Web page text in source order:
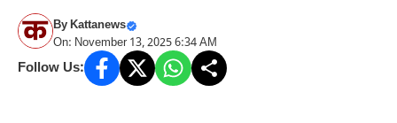
ByKattanews
On: November 13, 2025 6:34 AM
Follow Us: